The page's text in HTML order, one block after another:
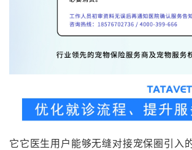
它它医生用户能够无缝对接宠保圈引入